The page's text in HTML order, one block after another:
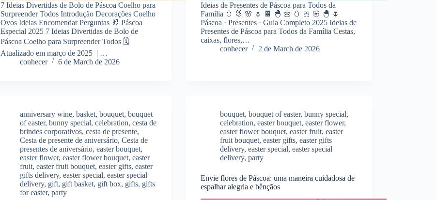
7 Ideias Divertidas de Bolo de Páscoa Coelho para
Surpreender Todos Introdução Decorações Coelho
Ovos Ideias Encomendar Perguntas 🐰 Páscoa
Especial 2025 7 Ideias Divertidas de Bolo de
Páscoa Coelho para Surpreender Todos 🗓️
Atualizado em março de 2025 | …
conhecer
6 de March de 2026
Ideias de Presentes de Páscoa para Todos da
Família 🥚 🐰 🌸 🌷 🍫 🐣 🌼 🥚 🎀 🌸 🐣 🌷
Páscoa · Presentes · Guia Completo 2025 Ideias de
Presentes de Páscoa para Todos da Família Cestas,
caixas, flores,…
conhecer
2 de March de 2026
anniversary wine,basket,bouquet,bouquet
of easter,bunny special,celebration,cesta de
brindes corporativos,cesta de presente,
Cesta de presente de aniversário,Cesta de
presentes de aniversário,easter bouquet,
easter flower,easter flower bouquet,easter
fruit,easter fruit bouquet,easter gifts,easter
gifts delivery,easter special,easter special
delivery, gift, gift basket, gift box, gifts, gifts
for easter,party
bouquet,bouquet of easter,bunny special,
celebration,easter bouquet,easter flower,
easter flower bouquet,easter fruit,easter
fruit bouquet,easter gifts,easter gifts
delivery,easter special,easter special
delivery,party
Envie flores de Páscoa: uma maneira cuidadosa de
espalhar alegria e bênçãos